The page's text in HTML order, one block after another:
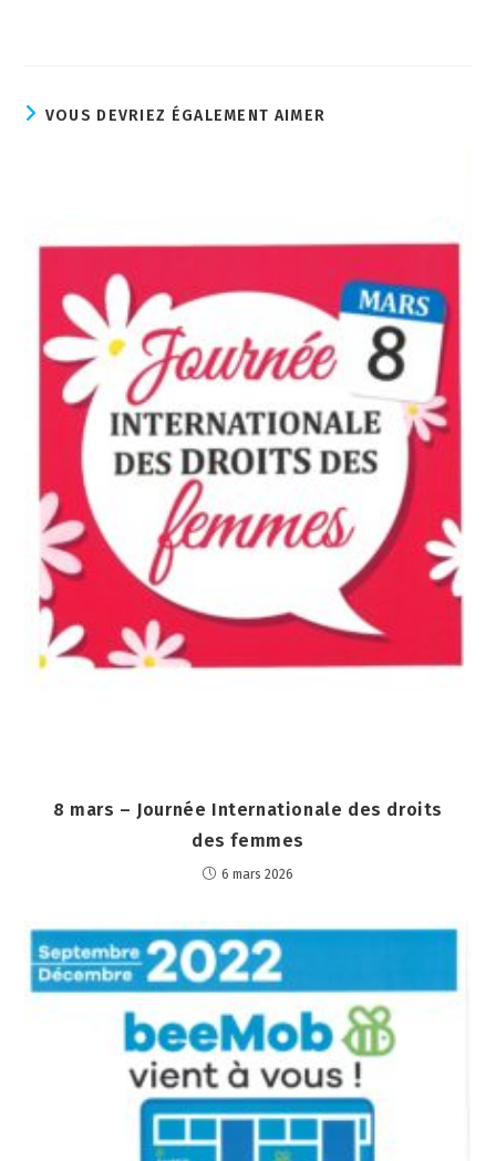
VOUS DEVRIEZ ÉGALEMENT AIMER
8 mars – Journée Internationale des droits
des femmes
6 mars 2026